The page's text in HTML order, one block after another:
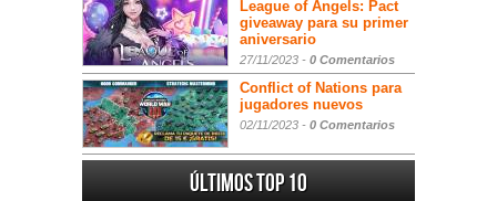
League of Angels: Pact
giveaway para su primer
aniversario
27/11/2023 - 0 Comentarios
Conflict of Nations para
jugadores nuevos
02/11/2023 - 0 Comentarios
Últimos Top 10